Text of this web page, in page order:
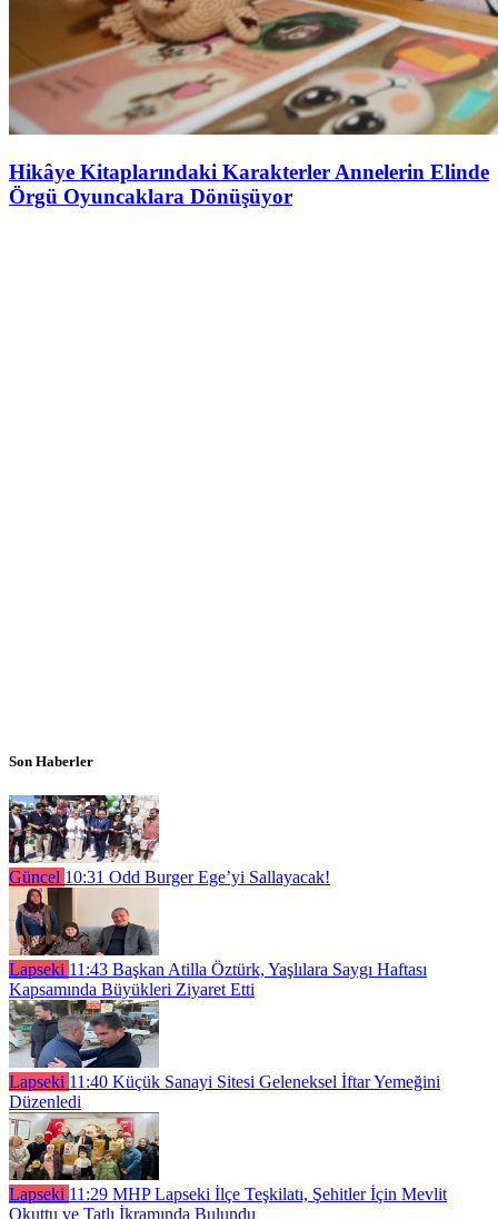
Hikâye Kitaplarındaki Karakterler Annelerin Elinde
Örgü Oyuncaklara Dönüşüyor
Son Haberler
Güncel 10:31 Odd Burger Ege’yi Sallayacak!
Lapseki 11:43 Başkan Atilla Öztürk, Yaşlılara Saygı Haftası
Kapsamında Büyükleri Ziyaret Etti
Lapseki 11:40 Küçük Sanayi Sitesi Geleneksel İftar Yemeğini
Düzenledi
Lapseki 11:29 MHP Lapseki İlçe Teşkilatı, Şehitler İçin Mevlit
Okuttu ve Tatlı İkramında Bulundu